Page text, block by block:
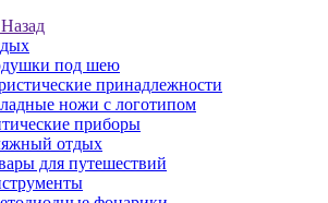
Назад
под шею
принадлежности
ножи с логотипом
приборы
отдых
для путешествий